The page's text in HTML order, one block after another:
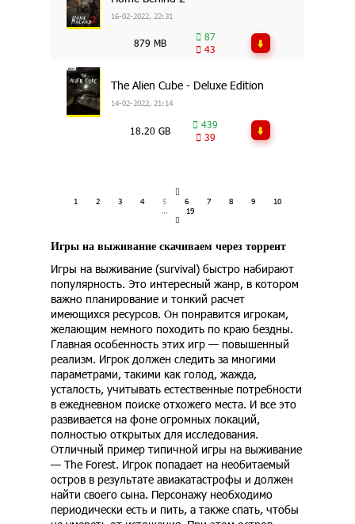
16-02-2022, 22:31
879 MB
87
43
The Alien Cube - Deluxe Edition
14-02-2022, 21:14
18.20 GB
439
39
1 2 3 4 5 6 7 8 9
10
...
19
Игры на выживание скачиваем через торрент
Игры на выживание (survival) быстро набирают
популярность. Это интересный жанр, в котором
важно планирование и тонкий расчет
имеющихся ресурсов. Он понравится игрокам,
желающим немного походить по краю бездны.
Главная особенность этих игр — повышенный
реализм. Игрок должен следить за многими
параметрами, такими как голод, жажда,
усталость, учитывать естественные потребности
в ежедневном поиске отхожего места. И все это
развивается на фоне огромных локаций,
полностью открытых для исследования.
Отличный пример типичной игры на выживание
— The Forest. Игрок попадает на необитаемый
остров в результате авиакатастрофы и должен
найти своего сына. Персонажу необходимо
периодически есть и пить, а также спать, чтобы